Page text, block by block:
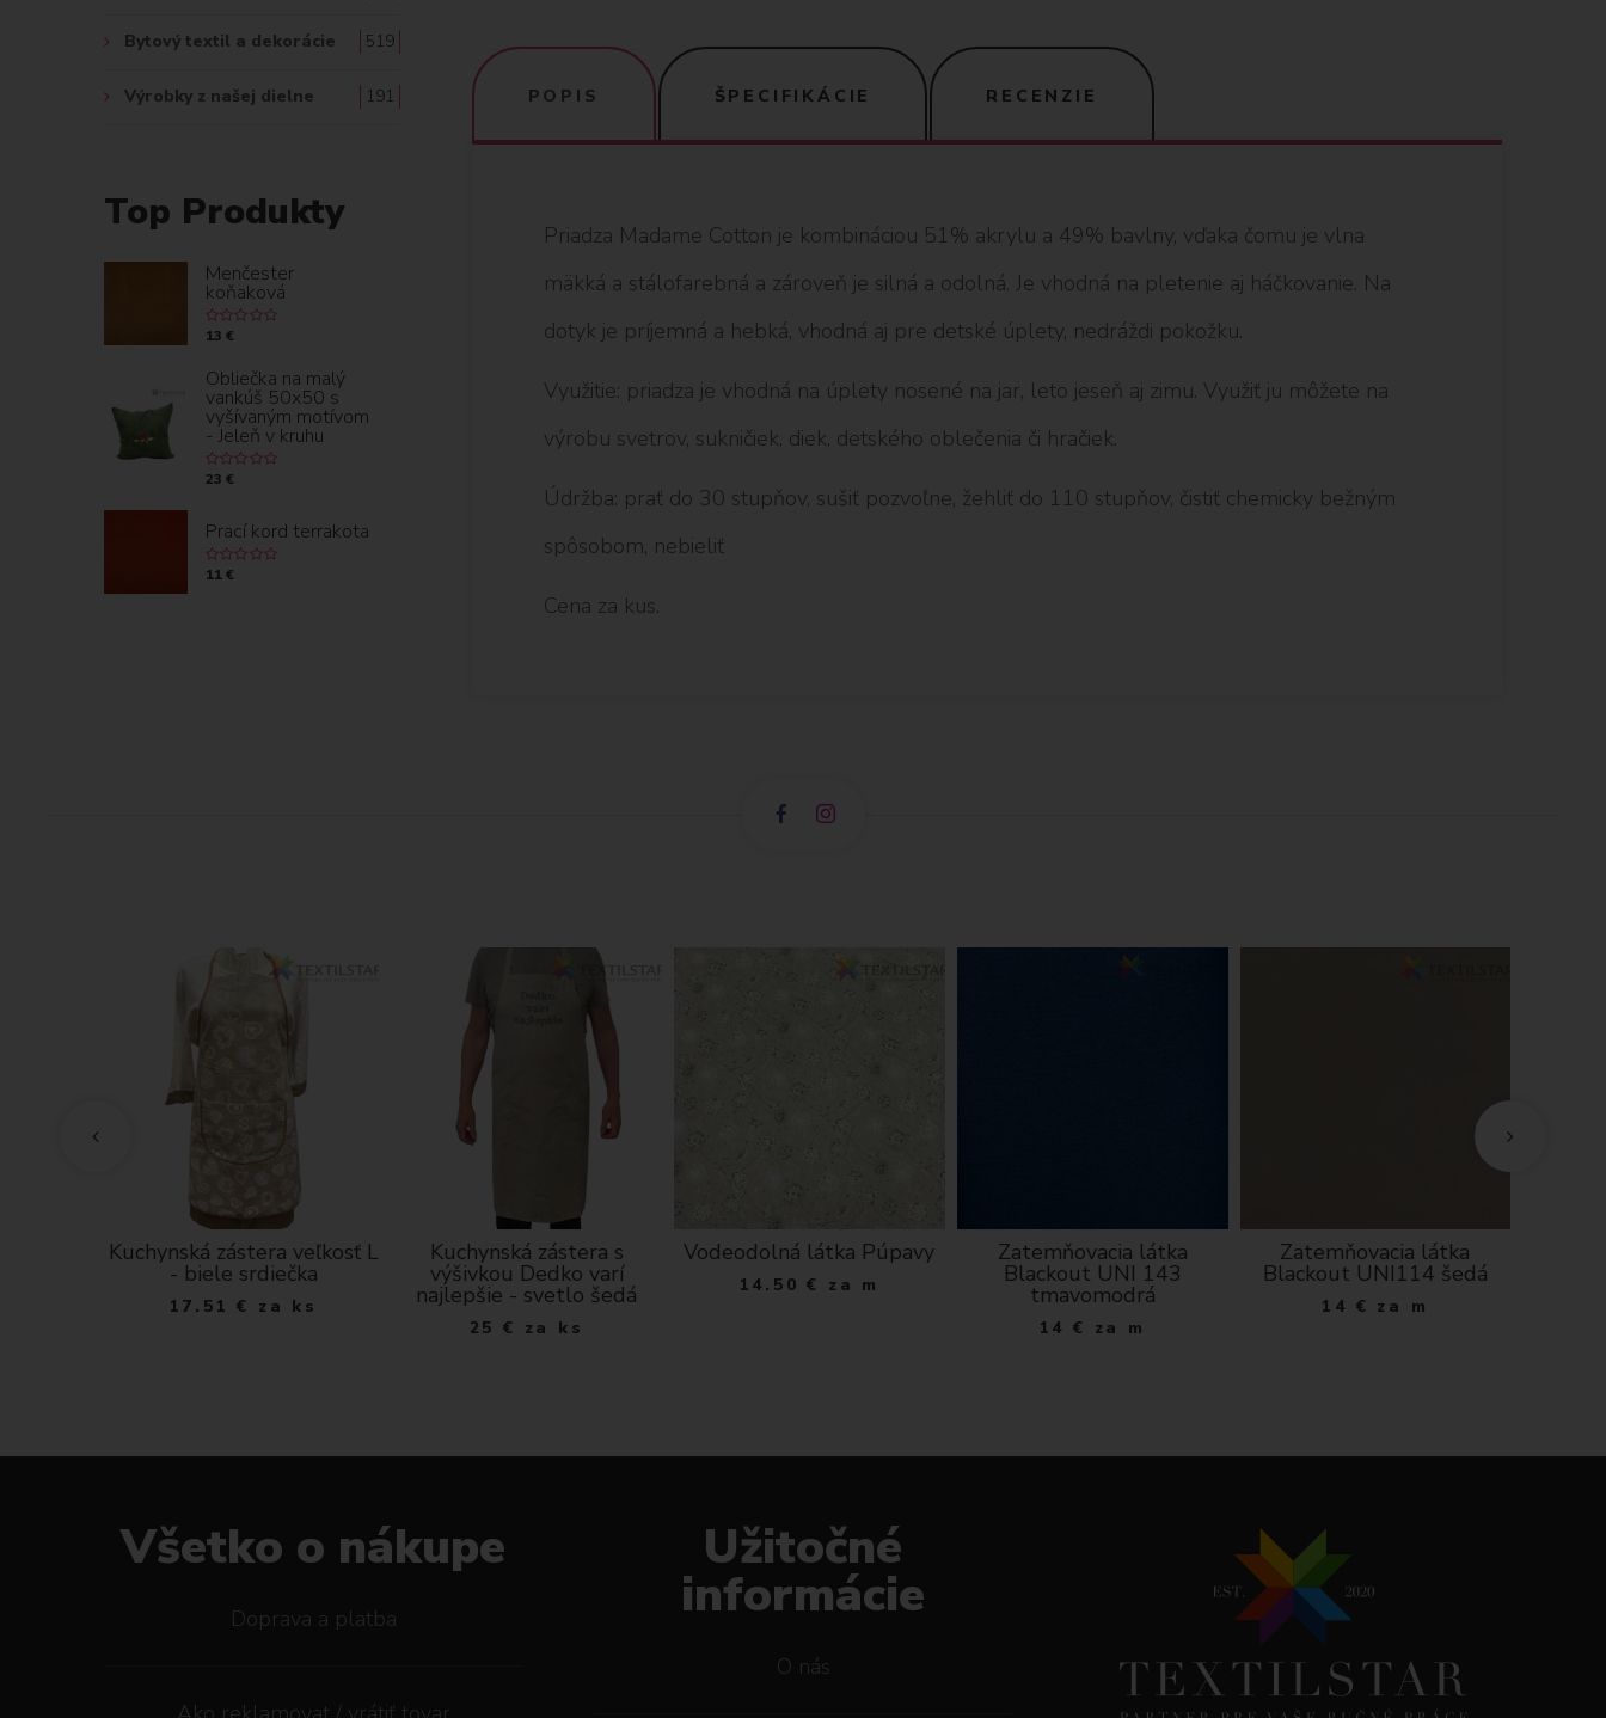
POPIS ŠPECIFIKÁCIE RECENZIE
Priadza Madame Cotton je kombináciou 51% akrylu a 49% bavlny, vďaka čomu je vlna
mäkká a stálofarebná a zároveň je silná a odolná. Je vhodná na pletenie aj háčkovanie. Na
dotyk je príjemná a hebká, vhodná aj pre detské úplety, nedráždi pokožku.
Využitie: priadza je vhodná na úplety nosené na jar, leto jeseň aj zimu. Využiť ju môžete na
výrobu svetrov, sukničiek, diek, detského oblečenia či hračiek.
Údržba: prať do 30 stupňov, sušiť pozvoľne, žehliť do 110 stupňov, čistiť chemicky bežným
spôsobom, nebieliť
Cena za kus.
Bytový textil a dekorácie 519
Výrobky z našej dielne 191
Top Produkty
Menčester
koňaková
13 €
Obliečka na malý
vankúš 50x50 s
vyšívaným motívom
- Jeleň v kruhu
23 €
Prací kord terrakota
11 €
Kuchynská zástera veľkosť L
- biele srdiečka
17.51 € za ks
Kuchynská zástera s
výšivkou Dedko varí
najlepšie - svetlo šedá
25 € za ks
Vodeodolná látka Púpavy
14.50 € za m
Zatemňovacia látka
Blackout UNI 143
tmavomodrá
14 € za m
Zatemňovacia látka
Blackout UNI114 šedá
14 € za m
Všetko o nákupe
Doprava a platba
Užitočné
informácie
O nás